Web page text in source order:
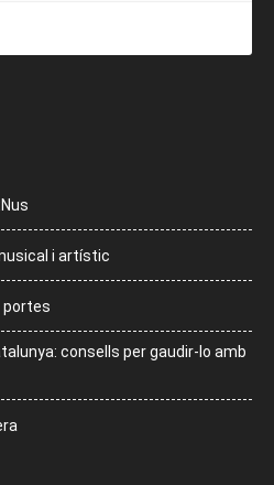
i artístic
portes
consells per gaudir-lo amb